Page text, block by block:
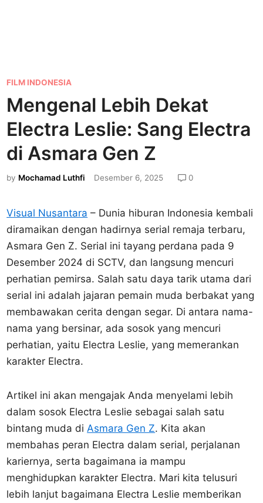
P
o
s
e
d
i
FILM INDONESIA
Mengenal Lebih Dekat
Electra Leslie: Sang Electra
di Asmara Gen Z
by Mochamad Luthfi Desember 6, 2025 0
Visual Nusantara – Dunia hiburan Indonesia kembali
diramaikan dengan hadirnya serial remaja terbaru,
Asmara Gen Z. Serial ini tayang perdana pada 9
Desember 2024 di SCTV, dan langsung mencuri
perhatian pemirsa. Salah satu daya tarik utama dari
serial ini adalah jajaran pemain muda berbakat yang
membawakan cerita dengan segar. Di antara nama-
nama yang bersinar, ada sosok yang mencuri
perhatian, yaitu Electra Leslie, yang memerankan
karakter Electra.
Artikel ini akan mengajak Anda menyelami lebih
dalam sosok Electra Leslie sebagai salah satu
bintang muda diAsmara Gen Z. Kita akan
membahas peran Electra dalam serial, perjalanan
kariernya, serta bagaimana ia mampu
menghidupkan karakter Electra. Mari kita telusuri
lebih lanjut bagaimana Electra Leslie memberikan